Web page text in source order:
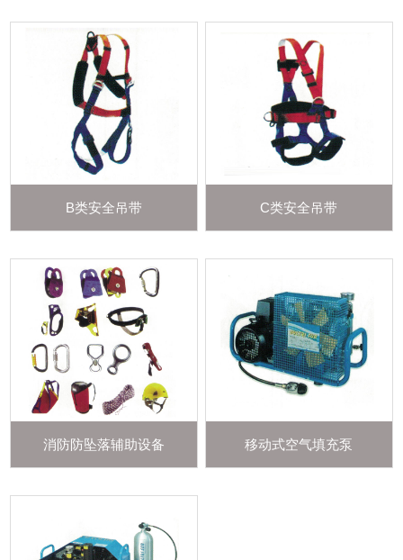
B类安全吊带 C类安全吊带
消防防坠落辅助设备 移动式空气填充泵